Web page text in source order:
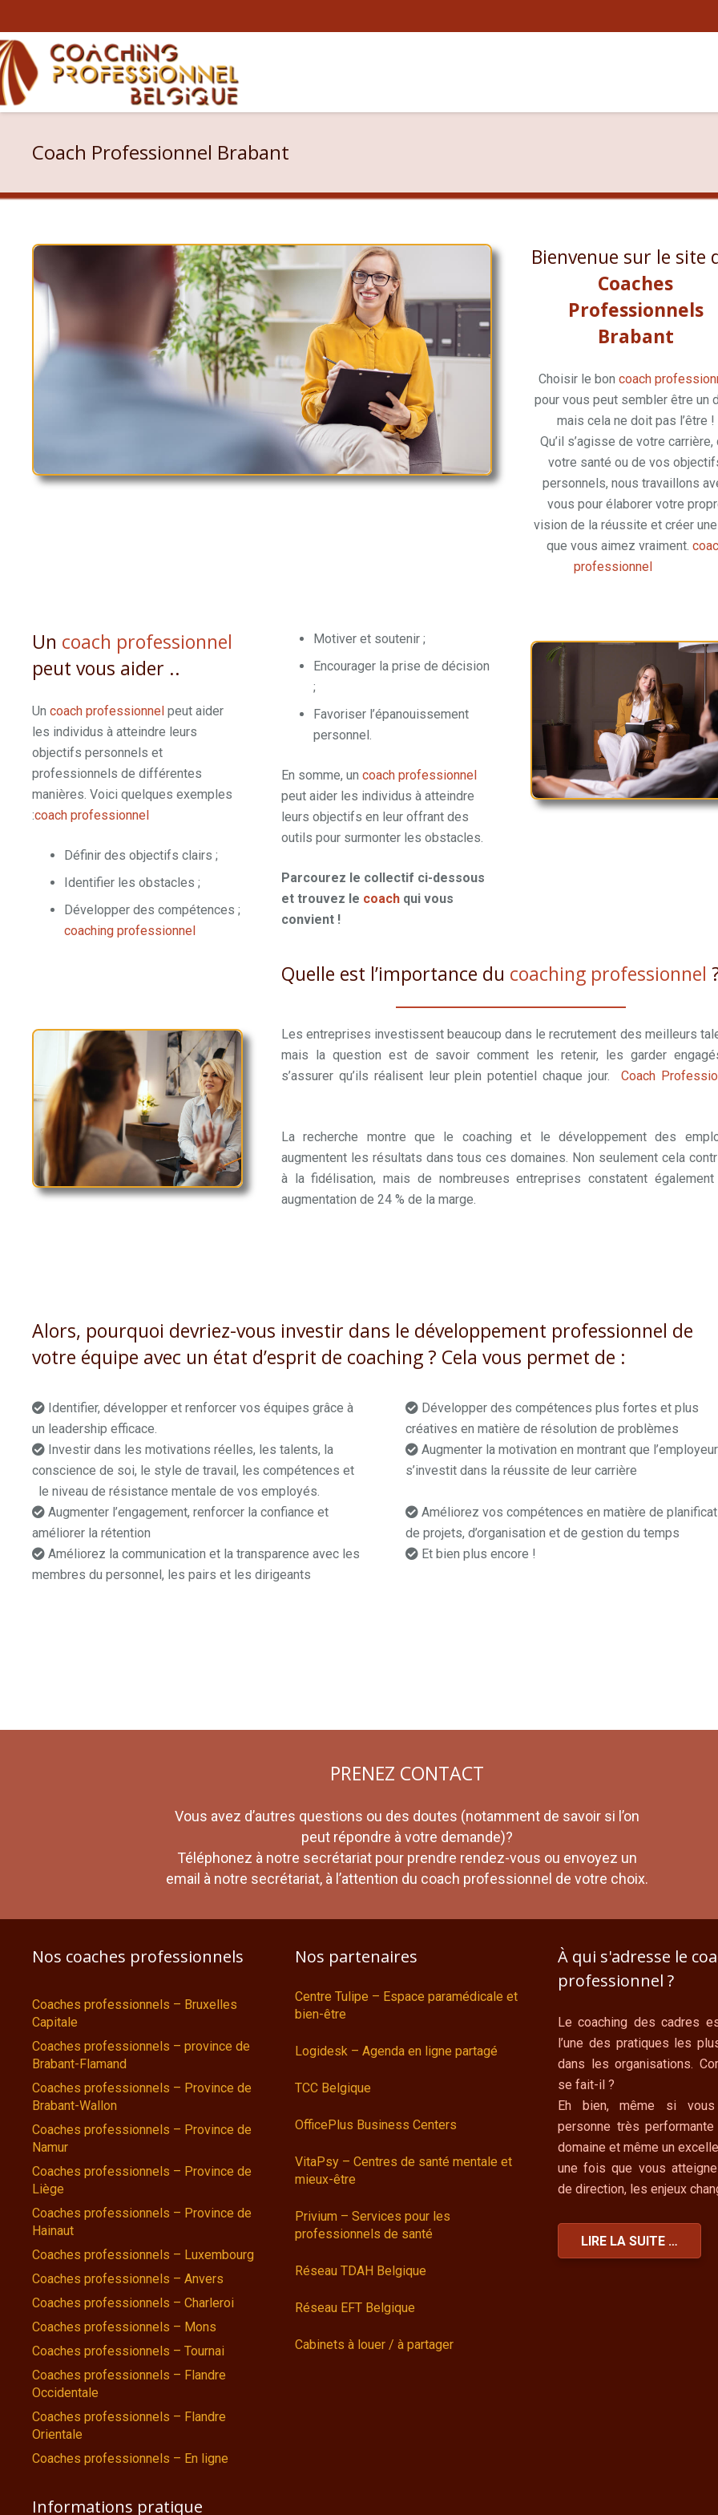
Coach Professionnel Brabant
Bienvenue sur le site
Coaches
Professionnels
Brabant
Choisir le bon coach
pour vous peut sembler être un
mais cela ne doit pas l’être !
Qu’il s’agisse de votre carrière,
votre santé ou de vos
personnels, nous travaillons
vous pour élaborer votre
vision de la réussite et créer
que vous aimez vraiment.
professionnel
Un coach professionnel
peut vous aider ..
Un coach professionnel peut aider
les individus à atteindre leurs
objectifs personnels et
professionnels de différentes
manières. Voici quelques exemples
:coach professionnel
Définir des objectifs clairs ;
Identifier les obstacles ;
Développer des compétences ;
coaching professionnel
Motiver et soutenir ;
Encourager la prise de décision
;
Favoriser l’épanouissement
personnel.
En somme, un coach professionnel
peut aider les individus à atteindre
leurs objectifs en leur offrant des
outils pour surmonter les obstacles.
Parcourez le collectif ci-dessous
et trouvez le coachqui vous
convient !
Quelle est l’importance du coaching professionnel
Les entreprises investissent beaucoup dans le recrutement des meilleurs
mais la question est de savoir comment les retenir, les garder
s’assurer qu’ils réalisent leur plein potentiel chaque jour. Coach
La recherche montre que le coaching et le développement des
augmentent les résultats dans tous ces domaines. Non seulement cela
à la fidélisation, mais de nombreuses entreprises constatent également
augmentation de 24 % de la marge.
Alors, pourquoi devriez-vous investir dans le développement professionnel de
votre équipe avec un état d’esprit de coaching ? Cela vous permet de :
Identifier, développer et renforcer vos équipes grâce à
un leadership efficace.
Investir dans les motivations réelles, les talents, la
conscience de soi, le style de travail, les compétences et
le niveau de résistance mentale de vos employés.
Augmenter l’engagement, renforcer la confiance et
améliorer la rétention
Améliorez la communication et la transparence avec les
membres du personnel, les pairs et les dirigeants
Développer des compétences plus fortes et plus
créatives en matière de résolution de problèmes
Augmenter la motivation en montrant que l’employeur
s’investit dans la réussite de leur carrière
Améliorez vos compétences en matière de
de projets, d’organisation et de gestion du temps
Et bien plus encore !
PRENEZ CONTACT
Vous avez d’autres questions ou des doutes (notamment de savoir si l’on
peut répondre à votre demande)?
Téléphonez à notre secrétariat pour prendre rendez-vous ou envoyez un
email à notre secrétariat, à l’attention du coach professionnel de votre choix.
Nos coaches professionnels
Coaches professionnels – Bruxelles
Capitale
Coaches professionnels – province de
Brabant-Flamand
Coaches professionnels – Province de
Brabant-Wallon
Coaches professionnels – Province de
Namur
Coaches professionnels – Province de
Liège
Coaches professionnels – Province de
Hainaut
Coaches professionnels – Luxembourg
Coaches professionnels – Anvers
Coaches professionnels – Charleroi
Coaches professionnels – Mons
Coaches professionnels – Tournai
Coaches professionnels – Flandre
Occidentale
Coaches professionnels – Flandre
Orientale
Coaches professionnels – En ligne
Informations pratique
Nos partenaires
Centre Tulipe – Espace paramédicale et
bien-être
Logidesk – Agenda en ligne partagé
TCC Belgique
OfficePlus Business Centers
VitaPsy – Centres de santé mentale et
mieux-être
Privium – Services pour les
professionnels de santé
Réseau TDAH Belgique
Réseau EFT Belgique
Cabinets à louer / à partager
À qui s'adresse le
professionnel ?
Le coaching des cadres
l’une des pratiques les
dans les organisations.
se fait-il ?
Eh bien, même si
personne très
domaine et même un
une fois que vous
de direction, les enjeux
LIRE LA SUITE …